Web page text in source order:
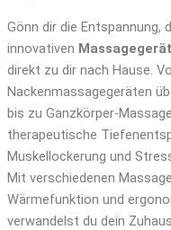
Gönn dir die Entspannung,
innovativen
direkt zu dir nach Hause.
Nackenmassagegeräten
bis zu Ganzkörper-
therapeutische
Muskellockerung und
Mit verschiedenen
Wärmefunktion und
verwandelst du dein